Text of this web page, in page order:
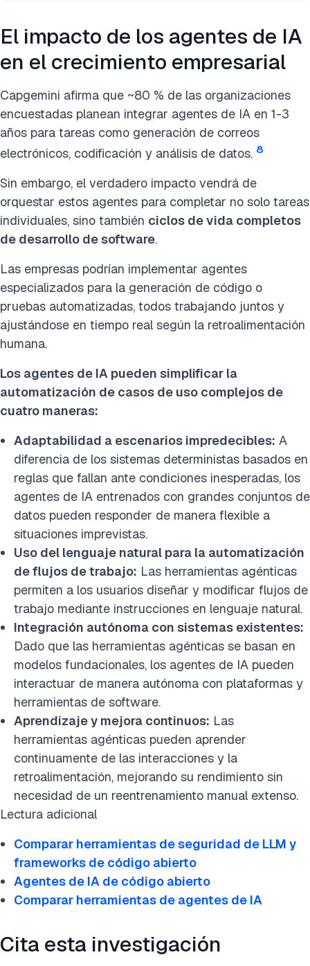
El impacto de los agentes de IA
en el crecimiento empresarial
Capgemini afirma que ~80 % de las organizaciones
encuestadas planean integrar agentes de IA en 1-3
años para tareas como generación de correos
electrónicos, codificación y análisis de datos. 8
Sin embargo, el verdadero impacto vendrá de
orquestar estos agentes para completar no solo tareas
individuales, sino también ciclos de vida completos
de desarrollo de software.
Las empresas podrían implementar agentes
especializados para la generación de código o
pruebas automatizadas, todos trabajando juntos y
ajustándose en tiempo real según la retroalimentación
humana.
Los agentes de IA pueden simplificar la
automatización de casos de uso complejos de
cuatro maneras:
Adaptabilidad a escenarios impredecibles: A
diferencia de los sistemas deterministas basados en
reglas que fallan ante condiciones inesperadas, los
agentes de IA entrenados con grandes conjuntos de
datos pueden responder de manera flexible a
situaciones imprevistas.
Uso del lenguaje natural para la automatización
de flujos de trabajo: Las herramientas agénticas
permiten a los usuarios diseñar y modificar flujos de
trabajo mediante instrucciones en lenguaje natural.
Integración autónoma con sistemas existentes:
Dado que las herramientas agénticas se basan en
modelos fundacionales, los agentes de IA pueden
interactuar de manera autónoma con plataformas y
herramientas de software.
Aprendizaje y mejora continuos: Las
herramientas agénticas pueden aprender
continuamente de las interacciones y la
retroalimentación, mejorando su rendimiento sin
necesidad de un reentrenamiento manual extenso.
Lectura adicional
Comparar herramientas de seguridad de LLM y
frameworks de código abierto
Agentes de IA de código abierto
Comparar herramientas de agentes de IA
Cita esta investigación